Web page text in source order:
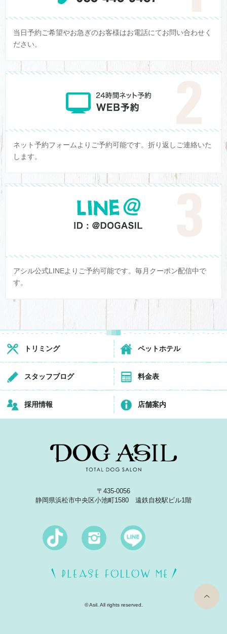
当日予約ご希望やお急ぎのお客様はお電話にてお問い合わせく
ださい。
ネット予約フォームよりご予約可能です。折り返しご連絡いた
します。
アシル公式LINEよりご予約可能です。毎月クーポン配信中で
す。
トリミング ペットホテル
スタッフブログ 料金表
採用情報 店舗案内
〒435-0056
静岡県浜松市中央区小池町1580 遠鉄自校駅ビル1階
© Asil. All rights reserved.
top